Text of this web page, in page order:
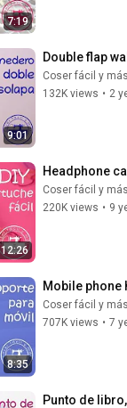
7:19
9:01
Double flap
Coser fácil y
132K views • 2
12:26
Headphone
Coser fácil y
220K views • 9
8:35
Mobile phone
Coser fácil y
707K views • 7
Punto de